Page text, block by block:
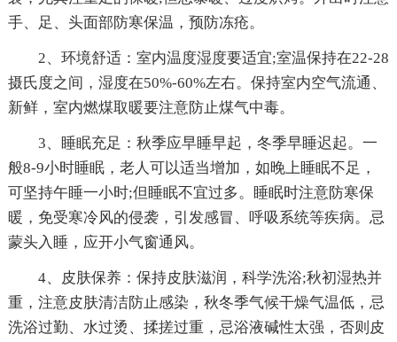
手、足、头面部防寒保温，预防冻疮。
2、环境舒适：室内温度湿度要适宜;室温保持在22-28
摄氏度之间，湿度在50%-60%左右。保持室内空气流通、
新鲜，室内燃煤取暖要注意防止煤气中毒。
3、睡眠充足：秋季应早睡早起，冬季早睡迟起。一
般8-9小时睡眠，老人可以适当增加，如晚上睡眠不足，
可坚持午睡一小时;但睡眠不宜过多。睡眠时注意防寒保
暖，免受寒冷风的侵袭，引发感冒、呼吸系统等疾病。忌
蒙头入睡，应开小气窗通风。
4、皮肤保养：保持皮肤滋润，科学洗浴;秋初湿热并
重，注意皮肤清洁防止感染，秋冬季气候干燥气温低，忌
洗浴过勤、水过烫、揉搓过重，忌浴液碱性太强，否则皮